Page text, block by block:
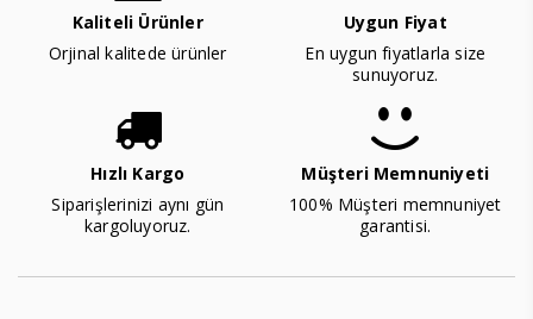
Kaliteli Ürünler
Orjinal kalitede ürünler
Uygun Fiyat
En uygun fiyatlarla size
sunuyoruz.
Hızlı Kargo
Siparişlerinizi aynı gün
kargoluyoruz.
Müşteri Memnuniyeti
100% Müşteri memnuniyet
garantisi.